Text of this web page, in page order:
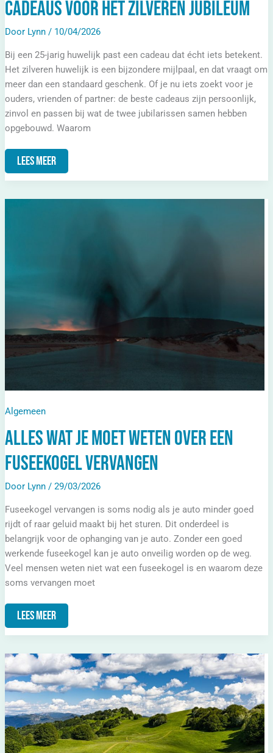
Cadeaus voor het zilveren jubileum
Door Lynn/ 10/04/2026
Bij een 25-jarig huwelijk past een cadeau dat écht iets betekent.
Het zilveren huwelijk is een bijzondere mijlpaal, en dat vraagt om
meer dan een standaard geschenk. Of je nu iets zoekt voor je
ouders, vrienden of partner: de beste cadeaus zijn persoonlijk,
zinvol en passen bij wat de twee jubilarissen samen hebben
opgebouwd. Waarom
Lees Meer
Algemeen
Alles wat je moet weten over een
fuseekogel vervangen
Door Lynn/29/03/2026
Fuseekogel vervangen is soms nodig als je auto minder goed
rijdt of raar geluid maakt bij het sturen. Dit onderdeel is
belangrijk voor de ophanging van je auto. Zonder een goed
werkende fuseekogel kan je auto onveilig worden op de weg.
Veel mensen weten niet wat een fuseekogel is en waarom deze
soms vervangen moet
Lees Meer
Boeiboord
Vervangen:
Wanneer
En
Hoe
Je
Dit
Aanpakt